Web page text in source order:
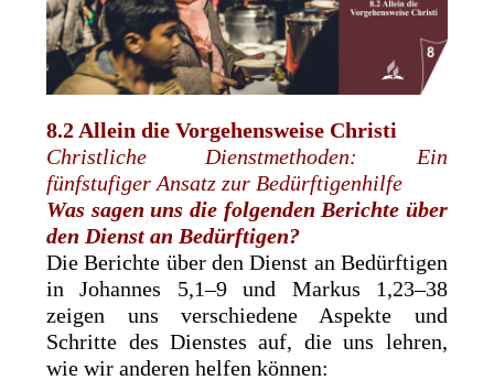
8.2 Allein die Vorgehensweise Christi
Christliche Dienstmethoden: Ein
fünfstufiger Ansatz zur Bedürftigenhilfe
Was sagen uns die folgenden Berichte über
den Dienst an ­Bedürftigen?
Die Berichte über den Dienst an Bedürftigen
in Johannes 5,1–9 und Markus 1,23–38
zeigen uns verschiedene Aspekte und
Schritte des Dienstes auf, die uns lehren,
wie wir anderen helfen können: